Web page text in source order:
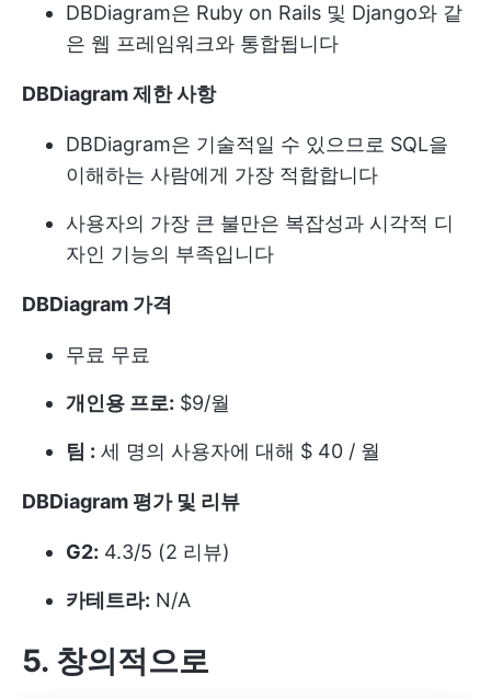
DBDiagram은 Ruby on Rails 및 Django와 같
은 웹 프레임워크와 통합됩니다
DBDiagram 제한 사항
DBDiagram은 기술적일 수 있으므로 SQL을
이해하는 사람에게 가장 적합합니다
사용자의 가장 큰 불만은 복잡성과 시각적 디
자인 기능의 부족입니다
DBDiagram 가격
무료 무료
개인용 프로: $9/월
팀 : 세 명의 사용자에 대해 $ 40 / 월
DBDiagram 평가 및 리뷰
G2: 4.3/5 (2 리뷰)
카테트라: N/A
5. 창의적으로